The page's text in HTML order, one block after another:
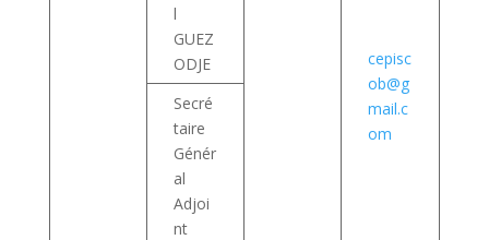
l
GUEZ
ODJE
cepisc
ob@g
mail.c
om
Secré
taire
Génér
al
Adjoi
nt